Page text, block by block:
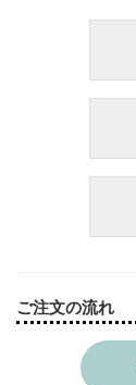
ご注文の流れ